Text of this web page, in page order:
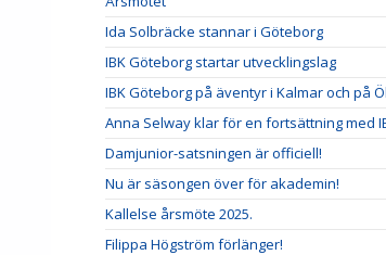
Ida Solbräcke stannar i Göteborg
IBK Göteborg startar utvecklingslag
IBK Göteborg på äventyr i Kalmar och på
Anna Selway klar för en fortsättning med
Damjunior-satsningen är officiell!
Nu är säsongen över för akademin!
Kallelse årsmöte 2025.
Filippa Högström förlänger!